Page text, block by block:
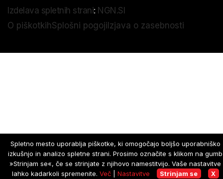
Izdelava spletnih strani: NGN.SI
O piškotkihSplošni pogoji Izjava o zasebnosti
Spletno mesto uporablja piškotke, ki omogočajo boljšo uporabniško
izkušnjo in analizo spletne strani. Prosimo označite s klikom na gumb
»Strinjam se«, če se strinjate z njihovo namestitvijo. Vaše nastavitve
lahko kadarkoli spremenite. Več| Nastavitve Strinjam se X